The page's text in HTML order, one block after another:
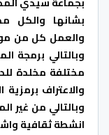
بشانها والكل
والعمل كل من
وبالتالي برمجة
مختلفة مخلدة
والاعتراف
وبالتالي من غير
انشطة ثقافية